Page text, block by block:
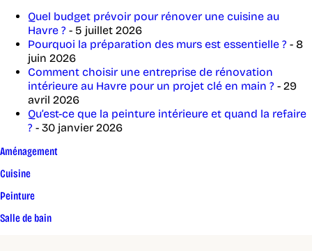
Quel budget prévoir pour rénover une cuisine au
Havre ? - 5 juillet 2026
Pourquoi la préparation des murs est essentielle ? - 8
juin 2026
Comment choisir une entreprise de rénovation
intérieure au Havre pour un projet clé en main ? - 29
avril 2026
Qu’est-ce que la peinture intérieure et quand la refaire
? - 30 janvier 2026
Aménagement
Cuisine
Peinture
Salle de bain